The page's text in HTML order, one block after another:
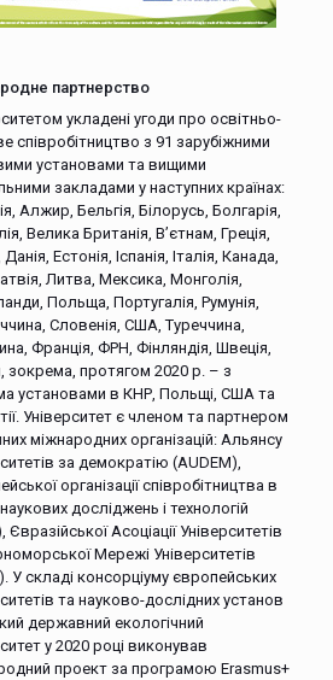
партнерство
укладені угоди про освітньо-
співробітництво з 91 зарубіжними
установами та вищими
закладами у наступних країнах:
Алжир, Бельгія, Білорусь, Болгарія,
Велика Британія, В’єтнам, Греція,
Данія, Естонія, Іспанія, Італія, Канада,
Литва, Мексика, Монголія,
Польща, Португалія, Румунія,
Словенія, США, Туреччина,
Франція, ФРН, Фінляндія, Швеція,
зокрема, протягом 2020 р. – з
установами в КНР, Польщі, США та
Університет є членом та партнером
міжнародних організацій: Альянсу
за демократію (AUDEM),
організації співробітництва в
наукових досліджень і технологій
Євразійської Асоціації Університетів
Мережі Університетів
У складі консорціуму європейських
та науково-дослідних установ
державний екологічний
у 2020 році виконував
проект за програмою Erasmus+